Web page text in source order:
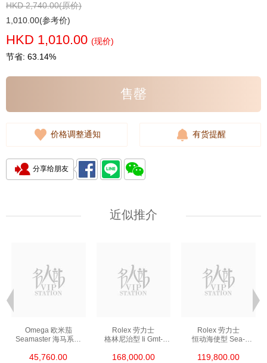
HKD 2,740.00(原价)
1,010.00(参考价)
HKD 1,010.00 (现价)
节省: 63.14%
售罄
价格调整通知 有货提醒
分享给朋友
近似推介
Omega 欧米茄
Seamaster 海马系列
精钢 Nekton Edition
45,760.00
Rolex 劳力士
格林尼治型 Ii Gmt-
0002 18kt玫瑰金/钢
168,000.00
Rolex 劳力士
恒动海使型 Sea-
精钢 单红
119,800.00